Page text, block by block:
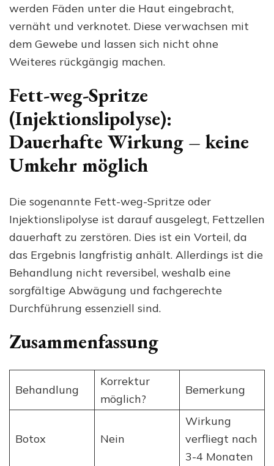
werden Fäden unter die Haut eingebracht,
vernäht und verknotet. Diese verwachsen mit
dem Gewebe und lassen sich nicht ohne
Weiteres rückgängig machen.
Fett-weg-Spritze
(Injektionslipolyse):
Dauerhafte Wirkung – keine
Umkehr möglich
Die sogenannte Fett-weg-Spritze oder
Injektionslipolyse ist darauf ausgelegt, Fettzellen
dauerhaft zu zerstören. Dies ist ein Vorteil, da
das Ergebnis langfristig anhält. Allerdings ist die
Behandlung nicht reversibel, weshalb eine
sorgfältige Abwägung und fachgerechte
Durchführung essenziell sind.
Zusammenfassung
Behandlung
Korrektur
möglich?
Bemerkung
Botox Nein
Wirkung
verfliegt nach
3-4 Monaten